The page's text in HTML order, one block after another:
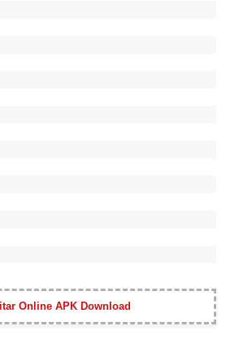
Online APK Download